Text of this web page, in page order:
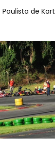
de Kart